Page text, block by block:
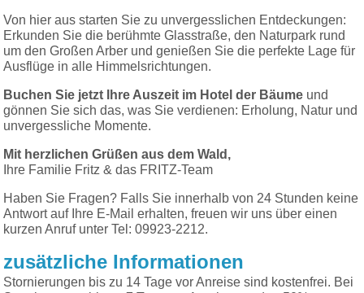
Von hier aus starten Sie zu unvergesslichen Entdeckungen:
Erkunden Sie die berühmte Glasstraße, den Naturpark rund
um den Großen Arber und genießen Sie die perfekte Lage für
Ausflüge in alle Himmelsrichtungen.
Buchen Sie jetzt Ihre Auszeit im Hotel der Bäume und
gönnen Sie sich das, was Sie verdienen: Erholung, Natur und
unvergessliche Momente.
Mit herzlichen Grüßen aus dem Wald,
Ihre Familie Fritz & das FRITZ-Team
Haben Sie Fragen? Falls Sie innerhalb von 24 Stunden keine
Antwort auf Ihre E-Mail erhalten, freuen wir uns über einen
kurzen Anruf unter Tel: 09923-2212.
zusätzliche Informationen
Stornierungen bis zu 14 Tage vor Anreise sind kostenfrei. Bei